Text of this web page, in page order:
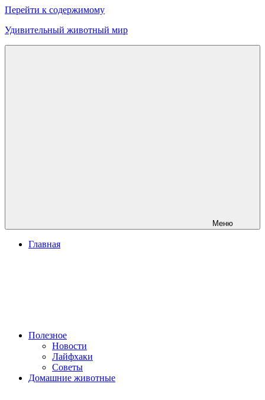
Перейти к содержимому
Удивительный животный мир
Меню
Главная
Полезное
Новости
Лайфхаки
Советы
Домашние животные